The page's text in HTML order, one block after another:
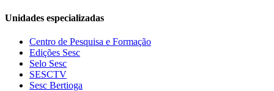
Unidades especializadas
Centro de Pesquisa e Formação
Edições Sesc
Selo Sesc
SESCTV
Sesc Bertioga